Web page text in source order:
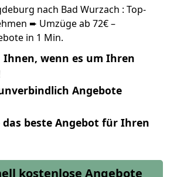
nach Bad Wurzach : Top-
➨ Umzüge ab 72€ –
in 1 Min.
Ihnen, wenn es um Ihren
Angebote
das beste Angebot für Ihren
kostenlose Angebote